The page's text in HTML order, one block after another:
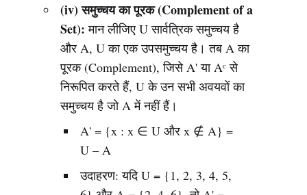
(iv) समुच्चय का पूरक (Complement of a
Set): मान लीजिए U सार्वत्रिक समुच्चय है
और A, U का एक उपसमुच्चय है। तब A का
पूरक (Complement), जिसे A' या Aᶜ से
निरूपित करते हैं, U के उन सभी अवयवों का
समुच्चय है जो A में नहीं हैं।
A' = {x : x ∈ U और x ∉ A} =
U – A
उदाहरण: यदि U = {1, 2, 3, 4, 5,